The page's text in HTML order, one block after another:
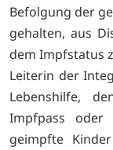
Befolgung der
gehalten, aus
dem Impfstatus
Leiterin der
Lebenshilfe,
Impfpass
geimpfte